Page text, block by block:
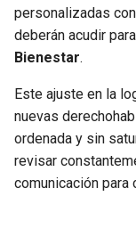
personalizadas
deberán acudir
Bienestar.
Este ajuste en la
nuevas
ordenada y sin
revisar
comunicación para